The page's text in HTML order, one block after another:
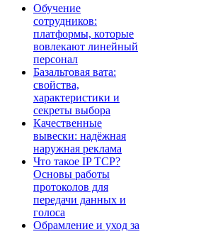
Обучение
сотрудников:
платформы, которые
вовлекают линейный
персонал
Базальтовая вата:
свойства,
характеристики и
секреты выбора
Качественные
вывески: надёжная
наружная реклама
Что такое IP TCP?
Основы работы
протоколов для
передачи данных и
голоса
Обрамление и уход за